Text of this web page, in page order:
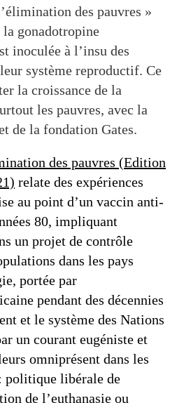
des pauvres »
gonadotropine
inoculée à l’insu des
système reproductif. Ce
la croissance de la
les pauvres, avec la
de la fondation Gates.
des pauvres (Edition
relate des expériences
au point d’un vaccin anti-
80, impliquant
un projet de contrôle
dans les pays
portée par
pendant des décennies
et le système des Nations
un courant eugéniste et
omniprésent dans les
politique libérale de
de l’euthanasie ou